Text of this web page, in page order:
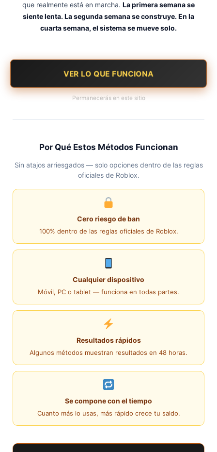
que realmente está en marcha. La primera semana se
siente lenta. La segunda semana se construye. En la
cuarta semana, el sistema se mueve solo.
VER LO QUE FUNCIONA
Permanecerás en este sitio
Por Qué Estos Métodos Funcionan
Sin atajos arriesgados — solo opciones dentro de las reglas
oficiales de Roblox.
Cero riesgo de ban
100% dentro de las reglas oficiales de Roblox.
Cualquier dispositivo
Móvil, PC o tablet — funciona en todas partes.
Resultados rápidos
Algunos métodos muestran resultados en 48 horas.
Se compone con el tiempo
Cuanto más lo usas, más rápido crece tu saldo.